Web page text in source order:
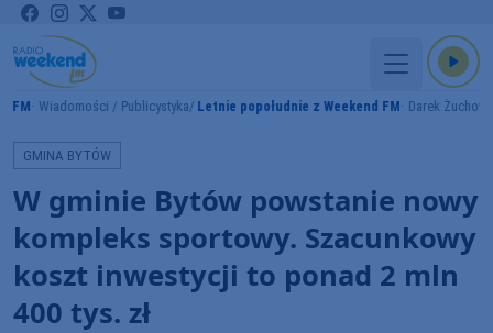
/ Publicystyka Letnie popołudnie z Weekend FM Darek Żuchowicz
GMINA BYTÓW
W gminie Bytów powstanie nowy
kompleks sportowy. Szacunkowy
koszt inwestycji to ponad 2 mln
400 tys. zł